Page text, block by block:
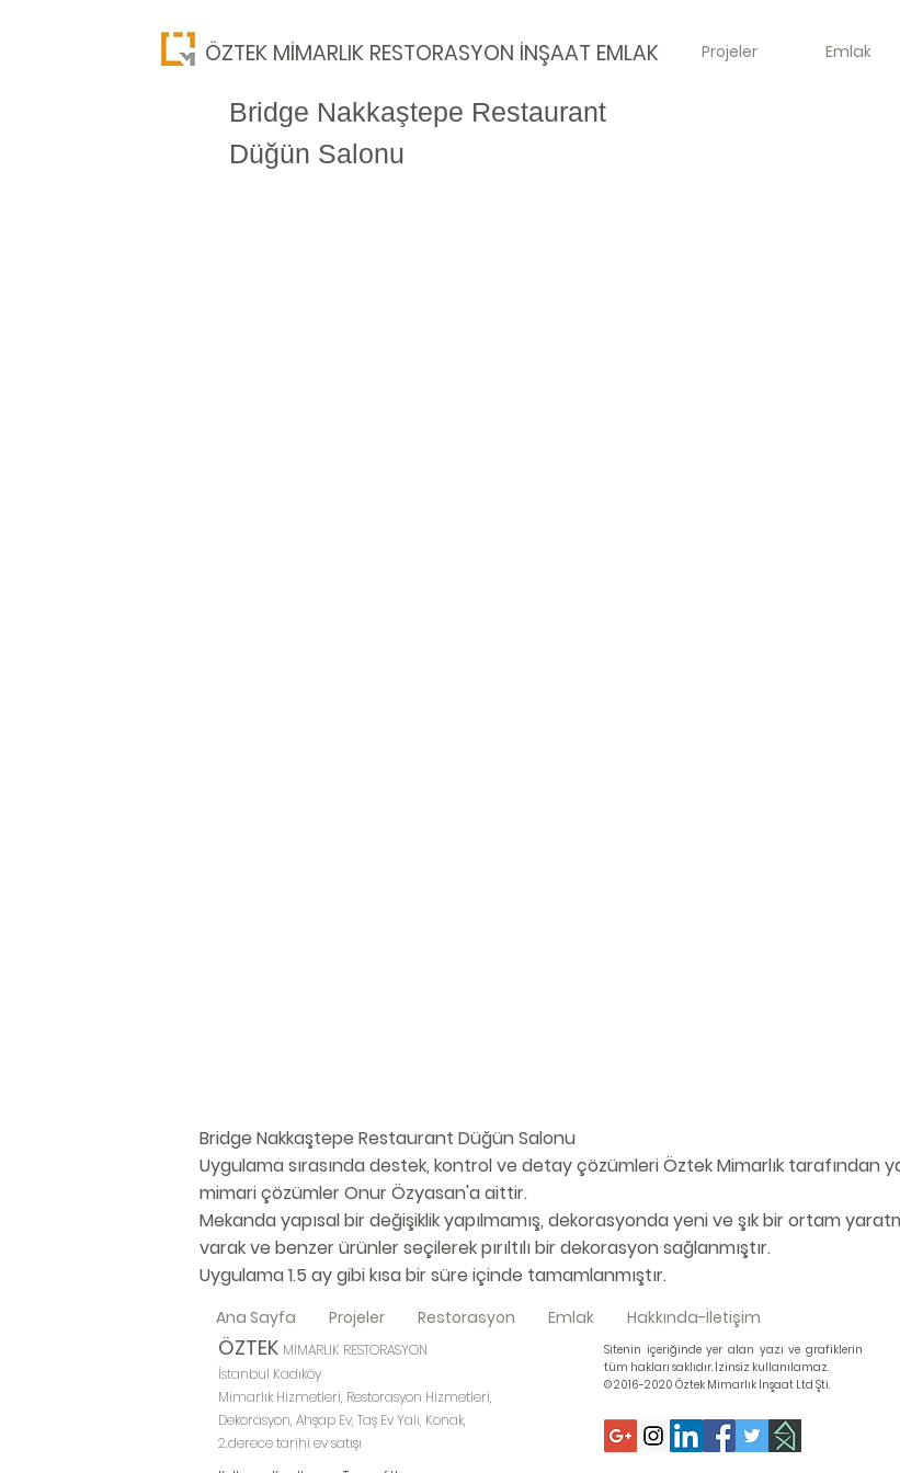
​ÖZTEK MİMARLIK RESTORASYON İNŞAAT EMLAK Projeler Emlak
Bridge Nakkaştepe Restaurant
Düğün Salonu
Bridge Nakkaştepe Restaurant Düğün Salonu
Uygulama sırasında destek, kontrol ve detay çözümleri Öztek Mimarlık tarafından
mimari çözümler Onur Özyasan'a aittir.
Mekanda yapısal bir değişiklik yapılmamış, dekorasyonda yeni ve şık bir ortam
varak ve benzer ürünler seçilerek pırıltılı bir dekorasyon sağlanmıştır.
Uygulama 1.5 ay gibi kısa bir süre içinde tamamlanmıştır.
Ana Sayfa Projeler Restorasyon Emlak Hakkında-İletişim
ÖZTEK MİMARLIK RESTORASYON
İstanbul Kadıköy
Mimarlık Hizmetleri, Restorasyon Hizmetleri,
Dekorasyon, Ahşap Ev, Taş Ev Yalı, Konak,
2.derece tarihi ev satışı
Sitenin içeriğinde yer alan yazı ve grafiklerin
tüm hakları saklıdır. İzinsiz kullanılamaz.
© 2016-2020 Öztek Mimarlık İnşaat Ltd Şti.